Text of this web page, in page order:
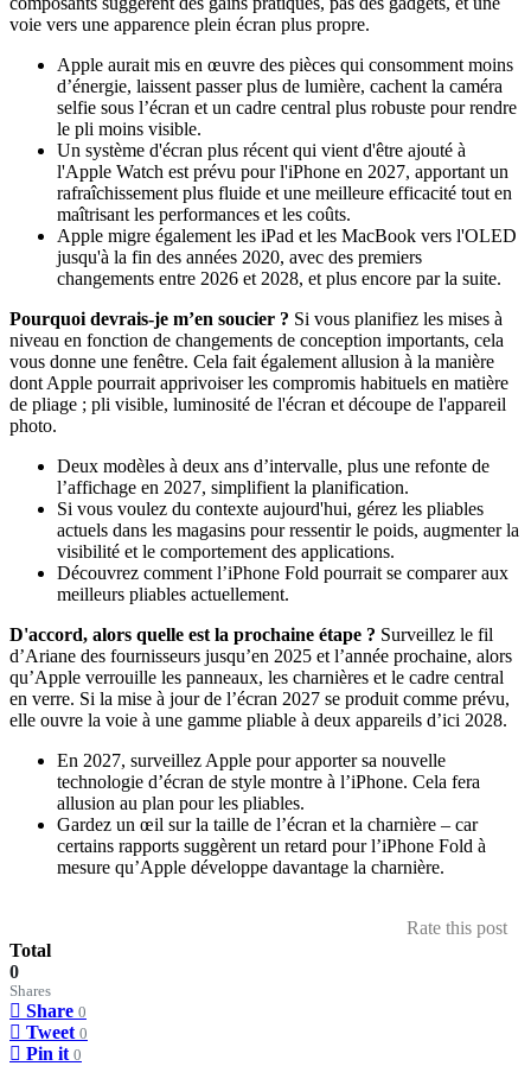
voie vers une apparence plein écran plus propre.
Apple aurait mis en œuvre des pièces qui consomment moins
d’énergie, laissent passer plus de lumière, cachent la caméra
selfie sous l’écran et un cadre central plus robuste pour rendre
le pli moins visible.
Un système d'écran plus récent qui vient d'être ajouté à
l'Apple Watch est prévu pour l'iPhone en 2027, apportant un
rafraîchissement plus fluide et une meilleure efficacité tout en
maîtrisant les performances et les coûts.
Apple migre également les iPad et les MacBook vers l'OLED
jusqu'à la fin des années 2020, avec des premiers
changements entre 2026 et 2028, et plus encore par la suite.
Pourquoi devrais-je m’en soucier ? Si vous planifiez les mises à
niveau en fonction de changements de conception importants, cela
vous donne une fenêtre. Cela fait également allusion à la manière
dont Apple pourrait apprivoiser les compromis habituels en matière
de pliage ; pli visible, luminosité de l'écran et découpe de l'appareil
photo.
Deux modèles à deux ans d’intervalle, plus une refonte de
l’affichage en 2027, simplifient la planification.
Si vous voulez du contexte aujourd'hui, gérez les pliables
actuels dans les magasins pour ressentir le poids, augmenter la
visibilité et le comportement des applications.
Découvrez comment l’iPhone Fold pourrait se comparer aux
meilleurs pliables actuellement.
D'accord, alors quelle est la prochaine étape ? Surveillez le fil
d’Ariane des fournisseurs jusqu’en 2025 et l’année prochaine, alors
qu’Apple verrouille les panneaux, les charnières et le cadre central
en verre. Si la mise à jour de l’écran 2027 se produit comme prévu,
elle ouvre la voie à une gamme pliable à deux appareils d’ici 2028.
En 2027, surveillez Apple pour apporter sa nouvelle
technologie d’écran de style montre à l’iPhone. Cela fera
allusion au plan pour les pliables.
Gardez un œil sur la taille de l’écran et la charnière – car
certains rapports suggèrent un retard pour l’iPhone Fold à
mesure qu’Apple développe davantage la charnière.
Rate this post
Total
0
Shares
Share 0
Tweet 0
Pin it 0